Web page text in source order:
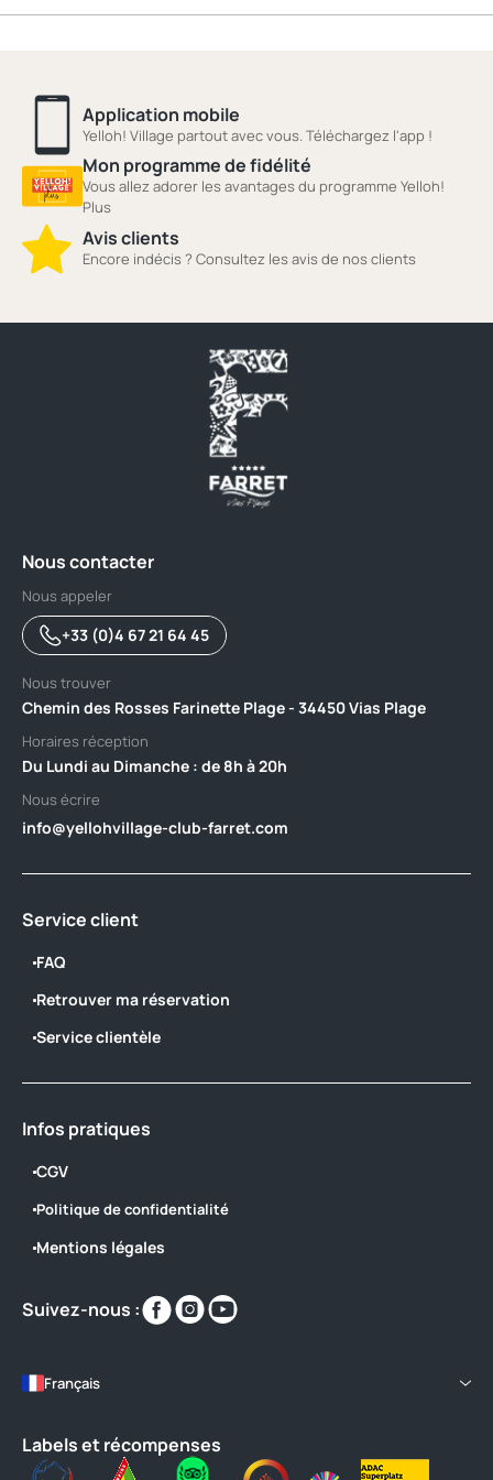
Application mobile
Yelloh! Village partout avec vous. Téléchargez l'app !
Mon programme de fidélité
Vous allez adorer les avantages du programme Yelloh!
Plus
Avis clients
Encore indécis ? Consultez les avis de nos clients
Nous contacter
Nous appeler
+33 (0)4 67 21 64 45
Nous trouver
Chemin des Rosses Farinette Plage - 34450 Vias Plage
Horaires réception
Du Lundi au Dimanche : de 8h à 20h
Nous écrire
info@yellohvillage-club-farret.com
Service client
FAQ
Retrouver ma réservation
Service clientèle
Infos pratiques
CGV
Politique de confidentialité
Mentions légales
Suivez-nous :
Retrouvez-
nous
https://www.facebook.com/
Retrouvez-
nous
https://www.instagram.com/
https://www.youtube.com/
Français
Labels et récompenses